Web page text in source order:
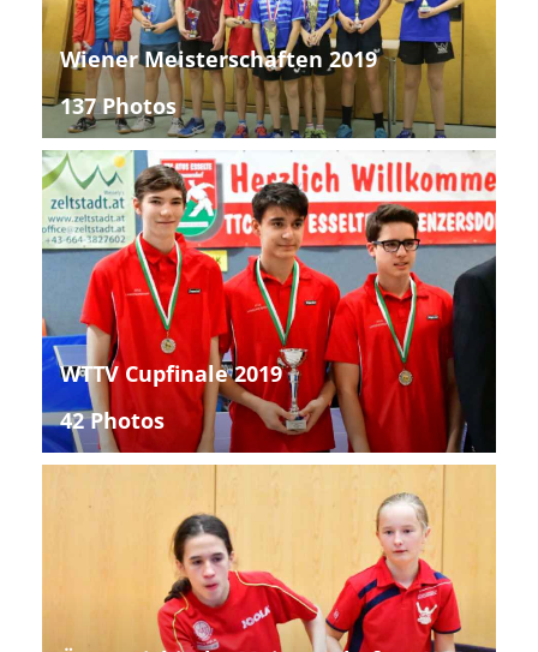
Wiener Meisterschaften 2019
137 Photos
WTTV Cupfinale 2019
42 Photos